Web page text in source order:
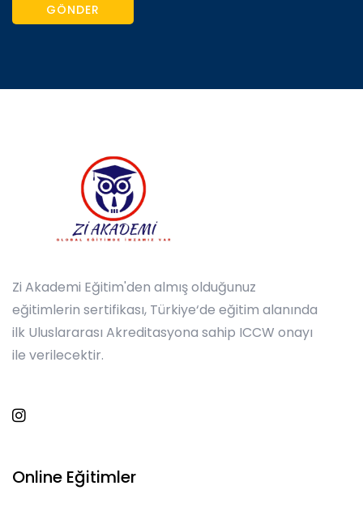
GÖNDER
Zi Akademi Eğitim'den almış olduğunuz
eğitimlerin sertifikası, Türkiye‘de eğitim alanında
ilk Uluslararası Akreditasyona sahip ICCW onayı
ile verilecektir.
Online Eğitimler